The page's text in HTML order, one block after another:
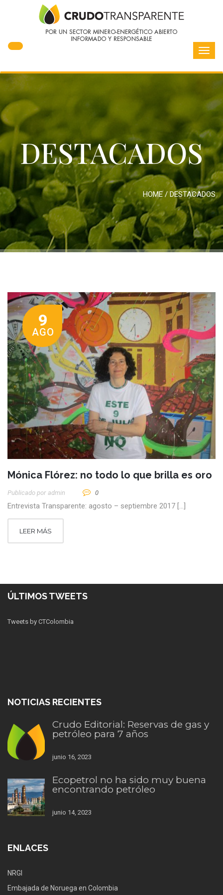
DESTACADOS
HOME/DESTACADOS
9
AGO
Mónica Flórez: no todo lo que brilla es oro
Publicado por Admin 0
Entrevista Transparente: agosto – septiembre 2017 […]
LEER MÁS
ÚLTIMOS TWEETS
Tweets by CTColombia
NOTICIAS RECIENTES
Crudo Editorial: Reservas de gas y
petróleo para 7 años
junio 16, 2023
Ecopetrol no ha sido muy buena
encontrando petróleo
junio 14, 2023
ENLACES
NRGI
Embajada de Noruega en Colombia